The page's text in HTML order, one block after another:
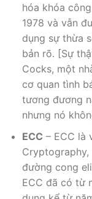
hóa khóa
1978 và vẫn
dụng sự thừa
bản rõ. [Sự
Cocks, một
cơ quan tình
tương đương
nhưng nó
ECC – ECC là
đường cong
ECC đã có từ